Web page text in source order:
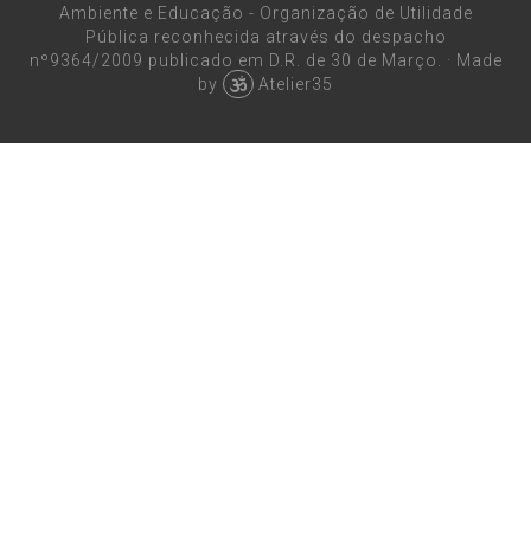
Ambiente e Educação - Organização de Utilidade
Pública reconhecida através do despacho
nº9364/2009 publicado em D.R. de 30 de Março.
· Made
by
Atelier35